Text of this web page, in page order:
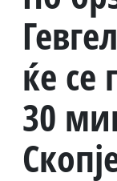
ќе се
30